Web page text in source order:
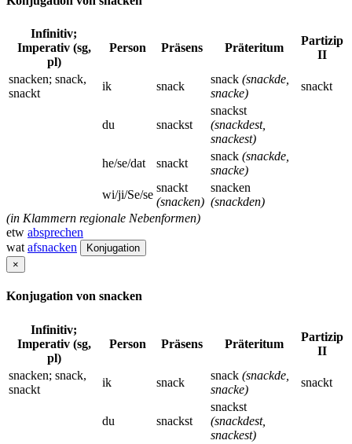
Infinitiv;
Imperativ (sg,
pl)
Person Präsens Präteritum
Partizip
II
snacken; snack,
snackt
ik snack
snack (snackde,
snacke)
snackt
du snackst
snackst
(snackdest,
snackest)
he/se/dat
snackt
snack (snackde,
snacke)
wi/ji/Se/se
snackt
(snacken)
snacken
(snackden)
(in Klammern regionale Nebenformen)
etw absprechen
wat afsnacken
Konjugation
×
Konjugation von snacken
Infinitiv;
Imperativ (sg,
pl)
Person Präsens Präteritum
Partizip
II
snacken; snack,
snackt
ik snack
snack (snackde,
snacke)
snackt
du snackst
snackst
(snackdest,
snackest)